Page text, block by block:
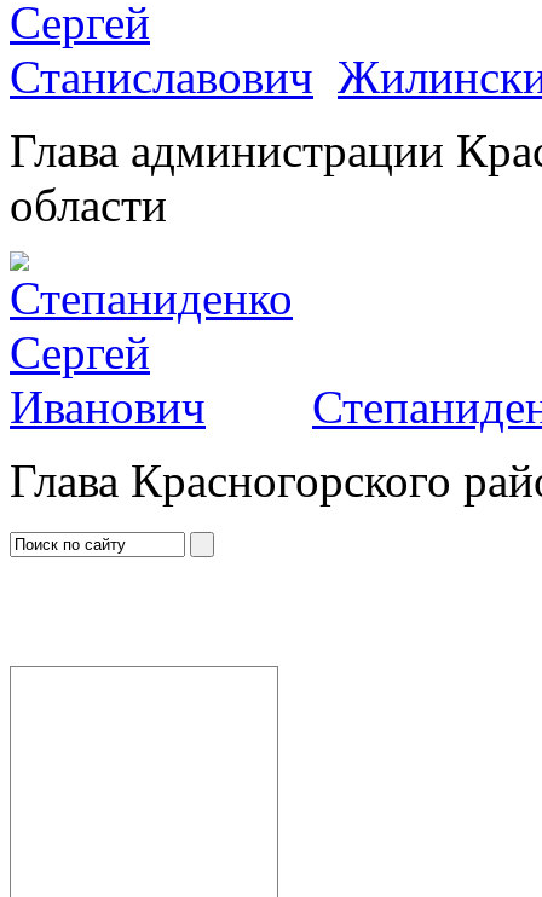
Глава администрации
области
Глава Красногорского